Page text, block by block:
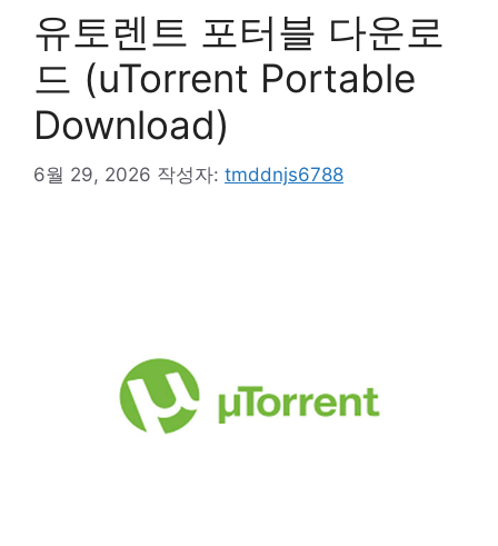
유토렌트 포터블 다운로
드 (uTorrent Portable
Download)
6월 29, 2026 작성자: tmddnjs6788